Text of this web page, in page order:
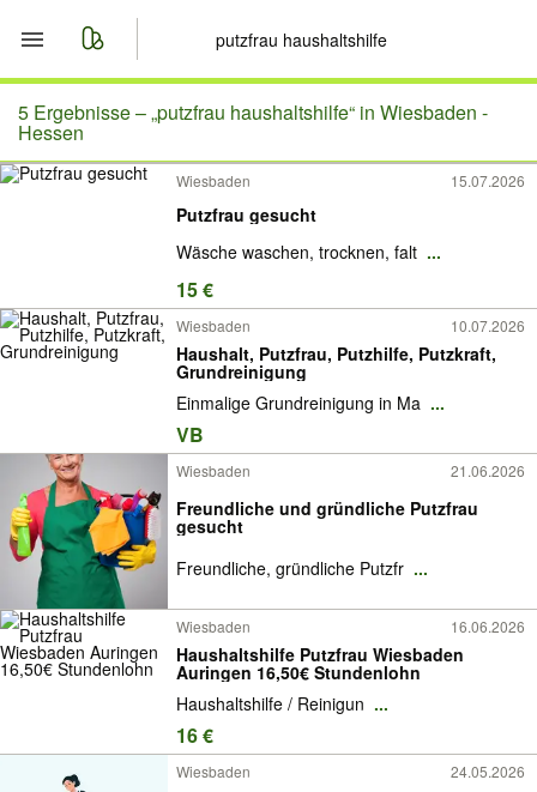
Start
Merkliste
Nachrichten
Anzeige aufgeben
5 Ergebnisse –„putzfrau haushaltshilfe“ in Wiesbaden -
Hessen
Wiesbaden 15.07.2026
Putzfrau gesucht
Wäsche waschen, trocknen, falt ...
15 €
Wiesbaden 10.07.2026
Haushalt, Putzfrau, Putzhilfe, Putzkraft,
Grundreinigung
Einmalige Grundreinigung in Ma ...
VB
Wiesbaden 21.06.2026
Freundliche und gründliche Putzfrau
gesucht
Freundliche, gründliche Putzfr ...
Wiesbaden 16.06.2026
Haushaltshilfe Putzfrau Wiesbaden
Auringen 16,50€ Stundenlohn
Haushaltshilfe / Reinigun ...
16 €
Wiesbaden 24.05.2026